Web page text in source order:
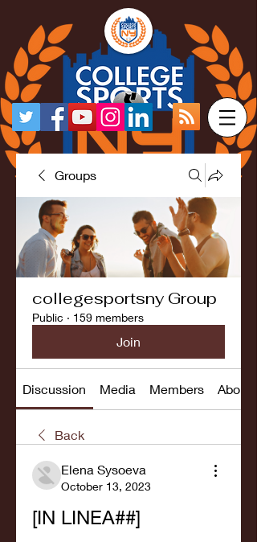
Groups
collegesportsny Group
Public · 159 members
Join
Discussion Media Members About
Back
Elena Sysoeva
October 13, 2023
[IN LINEA##]